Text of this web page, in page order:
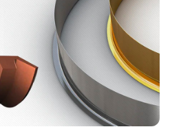
giúp ngăn ngừa sự xuất hiện của
kỳ chất gây ô nhiễm có hại xâm
ngừa hòa trộn với nhau của nước
chính hãng
quyền chính hãng SKF chuyên phân
phớt chịu nhiệt, phớt thuỷ lực.